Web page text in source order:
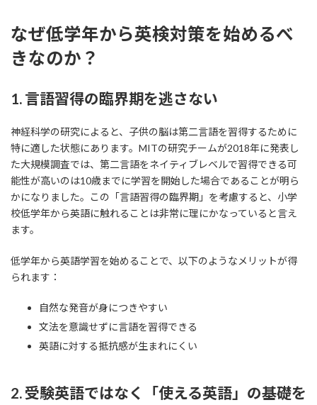
なぜ低学年から英検対策を始めるべ
きなのか？
1. 言語習得の臨界期を逃さない
神経科学の研究によると、子供の脳は第二言語を習得するために
特に適した状態にあります。MITの研究チームが2018年に発表し
た大規模調査では、第二言語をネイティブレベルで習得できる可
能性が高いのは10歳までに学習を開始した場合であることが明ら
かになりました。この「言語習得の臨界期」を考慮すると、小学
校低学年から英語に触れることは非常に理にかなっていると言え
ます。
低学年から英語学習を始めることで、以下のようなメリットが得
られます：
自然な発音が身につきやすい
文法を意識せずに言語を習得できる
英語に対する抵抗感が生まれにくい
2. 受験英語ではなく「使える英語」の基礎を